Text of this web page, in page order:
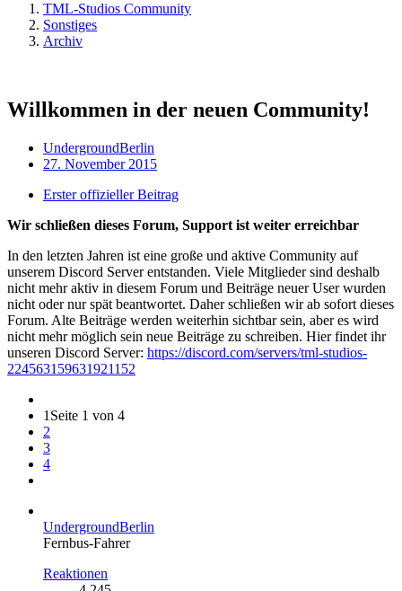
TML-Studios Community
Sonstiges
Archiv
Willkommen in der neuen Community!
UndergroundBerlin
27. November 2015
Erster offizieller Beitrag
Wir schließen dieses Forum, Support ist weiter erreichbar
In den letzten Jahren ist eine große und aktive Community auf
unserem Discord Server entstanden. Viele Mitglieder sind deshalb
nicht mehr aktiv in diesem Forum und Beiträge neuer User wurden
nicht oder nur spät beantwortet. Daher schließen wir ab sofort dieses
Forum. Alte Beiträge werden weiterhin sichtbar sein, aber es wird
nicht mehr möglich sein neue Beiträge zu schreiben. Hier findet ihr
unseren Discord Server: https://discord.com/servers/tml-studios-
224563159631921152
1 Seite 1 von 4
2
3
4
UndergroundBerlin
Fernbus-Fahrer
Reaktionen